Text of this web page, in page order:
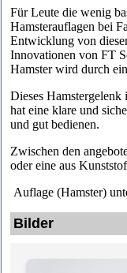
Für Leute die wenig
Hamsterauflagen bei
Entwicklung von
Innovationen von FT
Hamster wird durch
Dieses Hamstergelenk
hat eine klare und
und gut bedienen.
Zwischen den
oder eine aus
Auflage (Hamster)
Bilder